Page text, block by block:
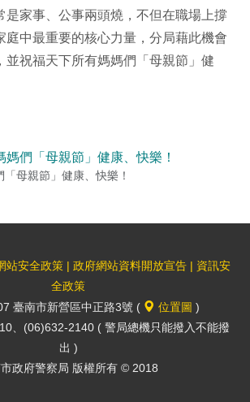
家事、公事兩頭燒，不但在職場上撐
庭中最重要的核心力量，分局藉此機會
並祝福天下所有媽媽們「母親節」健
母親節」健康、快樂！
站安全政策 | 政府網站資料開放宣告 | 資訊安
全政策
臺南市新營區中正路3號 (
位置圖 )
、(06)632-2140 ( 警局總機只能撥入不能撥
出 )
政府警察局 版權所有 © 2018